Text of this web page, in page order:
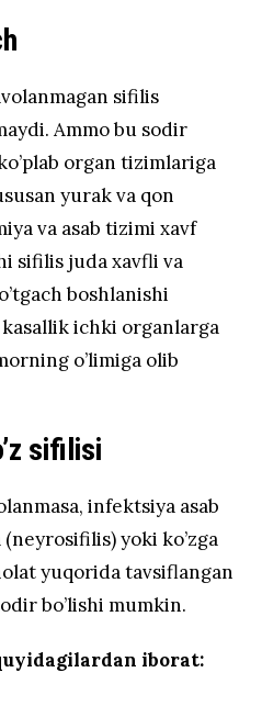
sifilis
Ammo bu sodir
organ tizimlariga
yurak va qon
va asab tizimi xavf
sifilis juda xavfli va
boshlanishi
ichki organlarga
o’limiga olib
sifilisi
infektsiya asab
yoki ko’zga
yuqorida tavsiflangan
bo’lishi mumkin.
iborat: